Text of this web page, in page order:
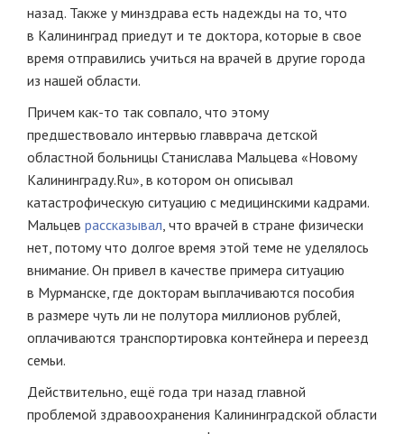
назад. Также у минздрава есть надежды на то, что
в Калининград приедут и те доктора, которые в свое
время отправились учиться на врачей в другие города
из нашей области.
Причем как-то так совпало, что этому
предшествовало интервью главврача детской
областной больницы Станислава Мальцева «Новому
Калининграду.Ru», в котором он описывал
катастрофическую ситуацию с медицинскими кадрами.
Мальцев рассказывал, что врачей в стране физически
нет, потому что долгое время этой теме не уделялось
внимание. Он привел в качестве примера ситуацию
в Мурманске, где докторам выплачиваются пособия
в размере чуть ли не полутора миллионов рублей,
оплачиваются транспортировка контейнера и переезд
семьи.
Действительно, ещё года три назад главной
проблемой здравоохранения Калининградской области